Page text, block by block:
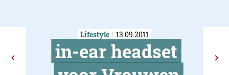
Lifestyle 13.09.2011